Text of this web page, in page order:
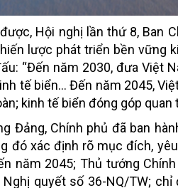
Hội nghị lần thứ 8, Ban
lược phát triển bền vững
“Đến năm 2030, đưa Việt
tế biển... Đến năm 2045,
kinh tế biển đóng góp quan
Đảng, Chính phủ đã ban
đó xác định rõ mục đích,
năm 2045; Thủ tướng
quyết số 36-NQ/TW; chỉ